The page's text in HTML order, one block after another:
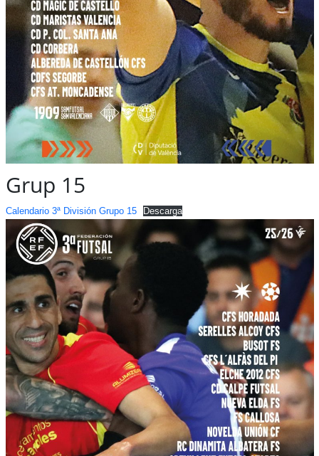
Grup 15
Calendario 3ª División Grupo 15 Descarga